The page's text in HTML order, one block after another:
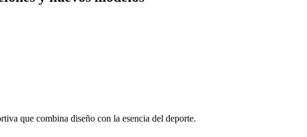
que combina diseño con la esencia del deporte.